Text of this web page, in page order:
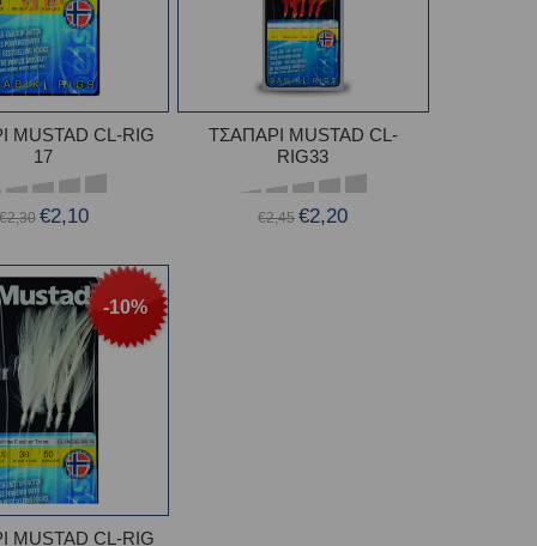
MUSTAD CL-RIG
17
€2,30 €2,10
ΤΣΑΠΑΡΙ MUSTAD CL-
RIG33
€2,45 €2,20
-10%
MUSTAD CL-RIG